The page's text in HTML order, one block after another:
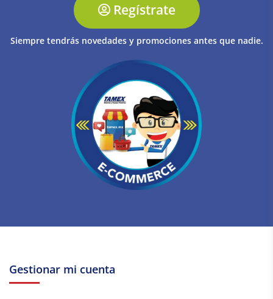
Regístrate
Siempre tendrás novedades y promociones antes que nadie.
Gestionar mi cuenta